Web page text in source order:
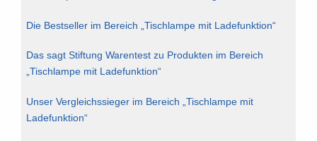
Die Bestseller im Bereich „Tischlampe mit Ladefunktion“
Das sagt Stiftung Warentest zu Produkten im Bereich
„Tischlampe mit Ladefunktion“
Unser Vergleichssieger im Bereich „Tischlampe mit
Ladefunktion“